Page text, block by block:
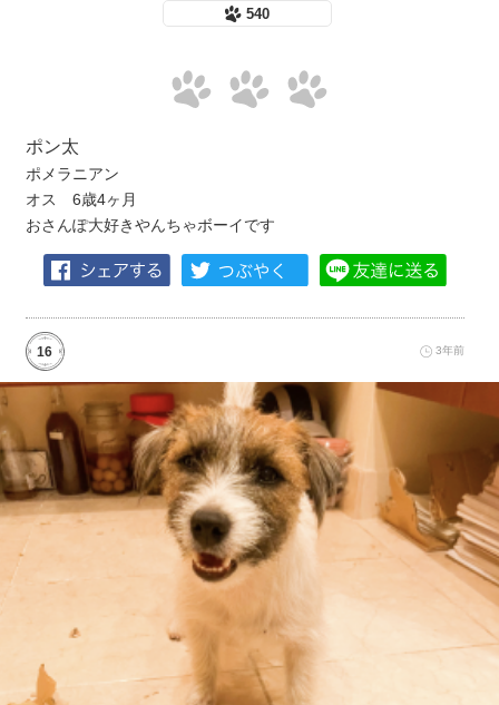
540
ポン太
ポメラニアン
オス 6歳4ヶ月
おさんぽ大好きやんちゃボーイです
16 3年前